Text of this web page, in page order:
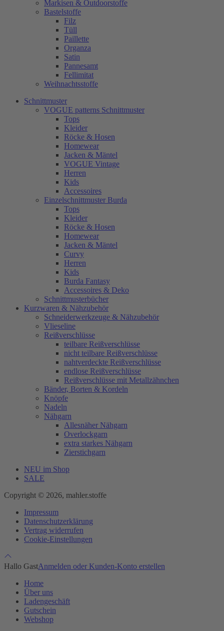
Markisen & Outdoorstoffe
Bastelstoffe
Filz
Tüll
Paillette
Organza
Satin
Pannesamt
Fellimitat
Weihnachtsstoffe
Schnittmuster
VOGUE patterns Schnittmuster
Tops
Kleider
Röcke & Hosen
Homewear
Jacken & Mäntel
VOGUE Vintage
Herren
Kids
Accessoires
Einzelschnittmuster Burda
Tops
Kleider
Röcke & Hosen
Homewear
Jacken & Mäntel
Curvy
Herren
Kids
Burda Fantasy
Accessoires & Deko
Schnittmusterbücher
Kurzwaren & Nähzubehör
Schneiderwerkzeuge & Nähzubehör
Vlieseline
Reißverschlüsse
teilbare Reißverschlüsse
nicht teilbare Reißverschlüsse
nahtverdeckte Reißverschlüsse
endlose Reißverschlüsse
Reißverschlüsse mit Metallzähnchen
Bänder, Borten & Kordeln
Knöpfe
Nadeln
Nähgarn
Allesnäher Nähgarn
Overlockgarn
extra starkes Nähgarn
Zierstichgarn
NEU im Shop
SALE
Copyright © 2026, mahler.stoffe
Impressum
Datenschutzerklärung
Vertrag widerrufen
Cookie-Einstellungen
Hallo GastAnmelden oder Kunden-Konto erstellen
Home
Über uns
Ladengeschäft
Gutschein
Webshop